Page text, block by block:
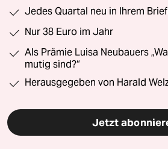
Jedes Quartal neu in Ihrem
Nur 38 Euro im Jahr
Als Prämie Luisa Neubauers
mutig sind?“
Herausgegeben von Harald
Jetzt